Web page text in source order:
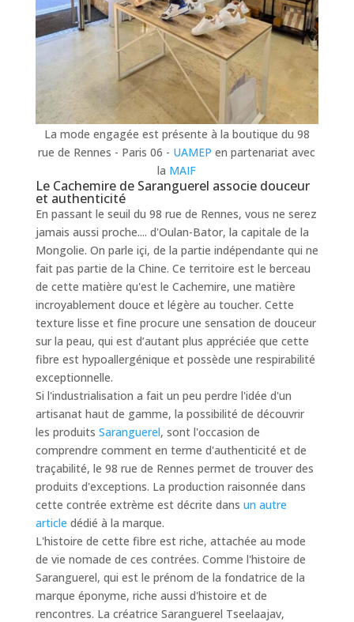
La mode engagée est présente à la boutique du 98
rue de Rennes - Paris 06 - UAMEP en partenariat avec
la MAIF
Le Cachemire de Saranguerel associe douceur
et authenticité
En passant le seuil du 98 rue de Rennes, vous ne serez
jamais aussi proche.... d'Oulan-Bator, la capitale de la
Mongolie. On parle içi, de la partie indépendante qui ne
fait pas partie de la Chine. Ce territoire est le berceau
de cette matière qu'est le Cachemire, une matière
incroyablement douce et légère au toucher. Cette
texture lisse et fine procure une sensation de douceur
sur la peau, qui est d’autant plus appréciée que cette
fibre est hypoallergénique et possède une respirabilité
exceptionnelle.
Si l'industrialisation a fait un peu perdre l'idée d'un
artisanat haut de gamme, la possibilité de découvrir
les produits Saranguerel, sont l'occasion de
comprendre comment en terme d'authenticité et de
traçabilité, le 98 rue de Rennes permet de trouver des
produits d'exceptions. La production raisonnée dans
cette contrée extrème est décrite dans un autre
article dédié à la marque.
L'histoire de cette fibre est riche, attachée au mode
de vie nomade de ces contrées. Comme l'histoire de
Saranguerel, qui est le prénom de la fondatrice de la
marque éponyme, riche aussi d'histoire et de
rencontres. La créatrice Saranguerel Tseelaajav,